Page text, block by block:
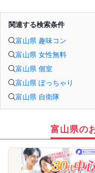
関連する検索条件
富山県 趣味コン
富山県 女性無料
富山県 個室
富山県 ぽっちゃり
富山県 自衛隊
富山県の